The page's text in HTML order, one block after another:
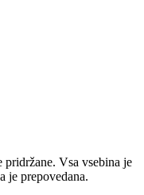
Vsa vsebina je
je prepovedana.